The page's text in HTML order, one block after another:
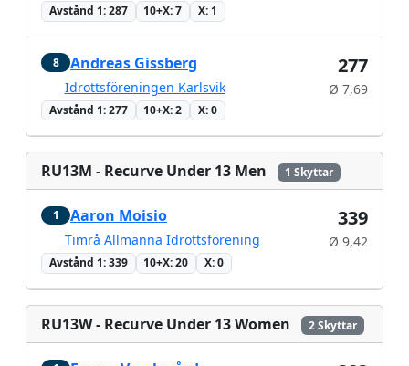
Avstånd 1: 287 10+X: 7 X: 1
8 Andreas Gissberg
Idrottsföreningen Karlsvik
Avstånd 1: 277 10+X: 2 X: 0
277
Ø 7,69
RU13M - Recurve Under 13 Men 1 Skyttar
1 Aaron Moisio
Timrå Allmänna Idrottsförening
Avstånd 1: 339 10+X: 20 X: 0
339
Ø 9,42
RU13W - Recurve Under 13 Women 2 Skyttar